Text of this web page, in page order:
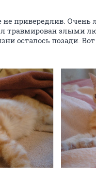
не привередлив.
злыми
осталось позади.